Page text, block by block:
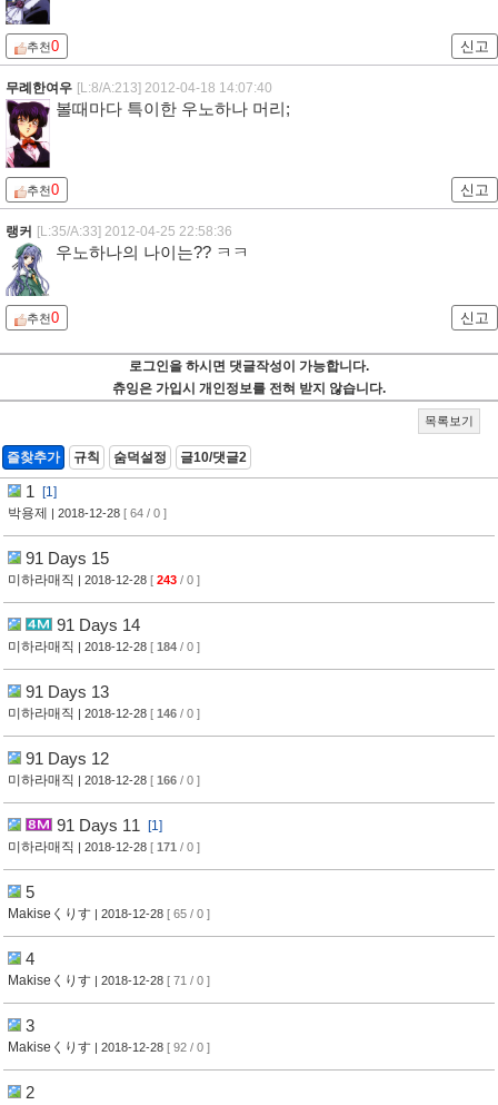
추천0 신고
무례한여우 [L:8/A:213] 2012-04-18 14:07:40
볼때마다 특이한 우노하나 머리;
추천0 신고
랭커 [L:35/A:33] 2012-04-25 22:58:36
우노하나의 나이는?? ㅋㅋ
추천0 신고
로그인을 하시면 댓글작성이 가능합니다.
츄잉은 가입시 개인정보를 전혀 받지 않습니다.
목록보기
즐찾추가 규칙 숨덕설정 글10/댓글2
1
[1]
박용제
| 2018-12-28 [ 64 / 0 ]
91 Days 15
미하라매직 | 2018-12-28 [ 243 / 0 ]
91 Days 14
미하라매직 | 2018-12-28 [ 184 / 0 ]
91 Days 13
미하라매직 | 2018-12-28 [ 146 / 0 ]
91 Days 12
미하라매직 | 2018-12-28 [ 166 / 0 ]
91 Days 11
[1]
미하라매직 | 2018-12-28 [ 171 / 0 ]
5
Makiseくりす | 2018-12-28 [ 65 / 0 ]
4
Makiseくりす | 2018-12-28 [ 71 / 0 ]
3
Makiseくりす | 2018-12-28 [ 92 / 0 ]
2